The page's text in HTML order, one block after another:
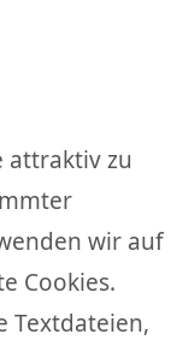
attraktiv zu
wir auf
Cookies.
Textdateien,